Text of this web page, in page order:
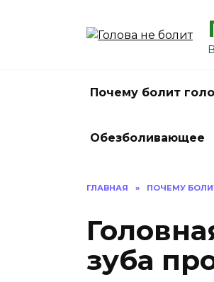
Почему болит
Обезболивающее
ГЛАВНАЯ » ПОЧЕМУ
зуба